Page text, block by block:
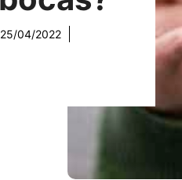
25/04/2022